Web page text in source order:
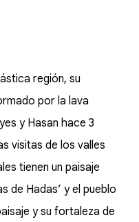
región, su
por la lava
y Hasan hace 3
visitas de los valles
tienen un paisaje
de Hadas’ y el pueblo
y su fortaleza de